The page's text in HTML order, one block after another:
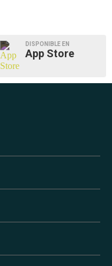
DISPONIBLE EN
App Store